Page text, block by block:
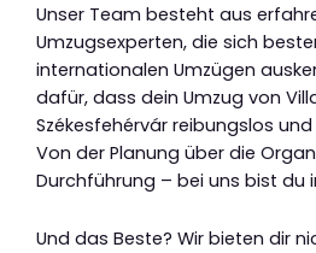
Unser Team besteht aus
Umzugsexperten, die sich
internationalen Umzügen
dafür, dass dein Umzug von
Székesfehérvár reibungslos
Von der Planung über die
Durchführung – bei uns bist du
Und das Beste? Wir bieten dir